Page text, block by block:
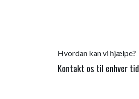
Hvordan kan vi hjælpe?
Kontakt os til enhver tid